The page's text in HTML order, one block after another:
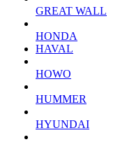
GREAT WALL
HONDA
HAVAL
HOWO
HUMMER
HYUNDAI